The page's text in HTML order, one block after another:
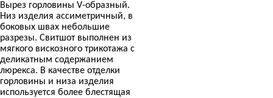
Вырез горловины V-образный.
Низ изделия ассиметричный, в
боковых швах небольшие
разрезы. Свитшот выполнен из
мягкого вискозного трикотажа с
деликатным содержанием
люрекса. В качестве отделки
горловины и низа изделия
используется более блестящая